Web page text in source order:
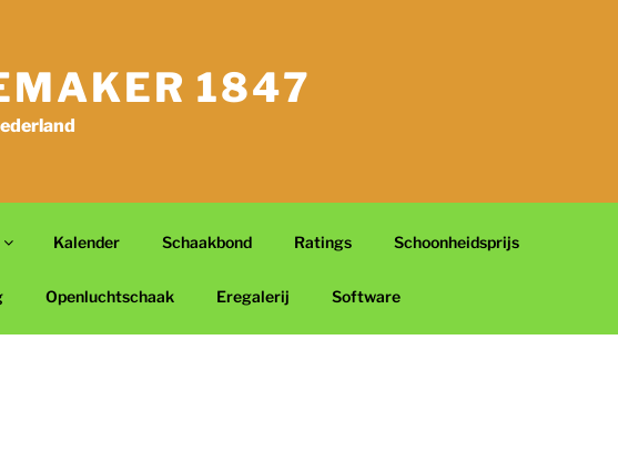
1847
Kalender Schaakbond Ratings Schoonheidsprijs
Openluchtschaak Eregalerij Software